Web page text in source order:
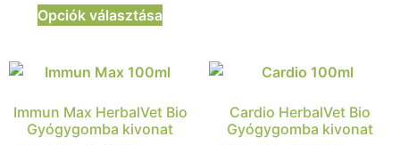
Opciók választása
Immun Max HerbalVet Bio
Gyógygomba kivonat
Cardio HerbalVet Bio
Gyógygomba kivonat